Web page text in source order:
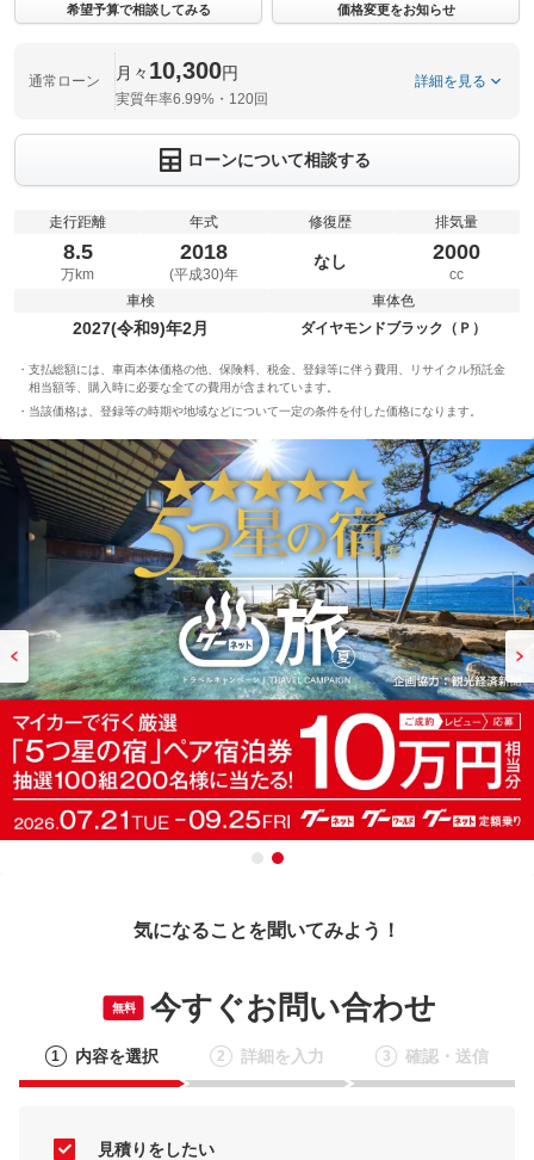
希望予算で相談してみる 価格変更をお知らせ
通常ローン 月々 10,300円
実質年率6.99%・120回
詳細を見る
ローンについて相談する
走行距離
8.5
万km
年式
2018
(平成30)年
修復歴
なし
排気量
2000
cc
車検
2027(令和9)年2月
車体色
ダイヤモンドブラック（Ｐ）
支払総額には、車両本体価格の他、保険料、税金、登録等に伴う費用、リサイクル預託金
相当額等、購入時に必要な全ての費用が含まれています。
当該価格は、登録等の時期や地域などについて一定の条件を付した価格になります。
気になることを聞いてみよう！
無料 今すぐお問い合わせ
1 内容を選択 2 詳細を入力 3 確認・送信
見積りをしたい